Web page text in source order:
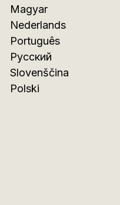
Magyar
Nederlands
Português
Русский
Slovenščina
Polski